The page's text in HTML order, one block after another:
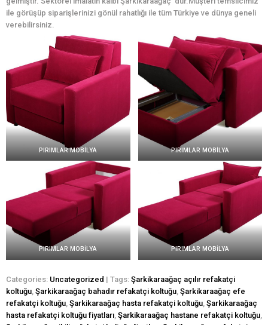
ile görüşüp siparişlerinizi gönül rahatlığı ile tüm Türkiye ve dünya geneli
verebilirsiniz.
PIRIMLAR MOBİLYA PIRIMLAR MOBİLYA
PIRIMLAR MOBİLYA PIRIMLAR MOBİLYA
Categories: Uncategorized | Tags: Şarkikaraağaç açılır refakatçi
koltuğu Şarkikaraağaç bahadır refakatçi koltuğu Şarkikaraağaç efe
refakatçi koltuğu Şarkikaraağaç hasta refakatçi koltuğu Şarkikaraağaç
hasta refakatçi koltuğu fiyatları Şarkikaraağaç hastane refakatçi koltuğu